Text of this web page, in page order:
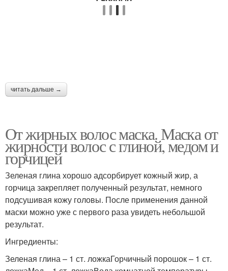
читать дальше →
От жирных волос маска. Маска от
жирности волос с глиной, медом и
горчицей
Зеленая глина хорошо адсорбирует кожный жир, а
горчица закрепляет полученный результат, немного
подсушивая кожу головы. После применения данной
маски можно уже с первого раза увидеть небольшой
результат.
Ингредиенты:
Зеленая глина – 1 ст. ложкаГорчичный порошок – 1 ст.